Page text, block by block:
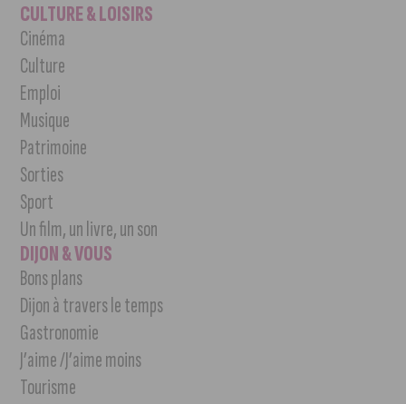
CULTURE & LOISIRS
Cinéma
Culture
Emploi
Musique
Patrimoine
Sorties
Sport
Un film, un livre, un son
DIJON & VOUS
Bons plans
Dijon à travers le temps
Gastronomie
J’aime /J’aime moins
Tourisme